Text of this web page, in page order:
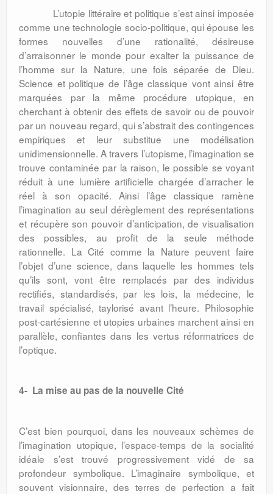
L’utopie littéraire et politique s’est ainsi imposée
comme une technologie socio-politique, qui épouse les
formes nouvelles d’une rationalité, désireuse
d’arraisonner le monde pour exalter la puissance de
l’homme sur la Nature, une fois séparée de Dieu.
Science et politique de l’âge classique vont ainsi être
marquées par la même procédure utopique, en
cherchant à obtenir des effets de savoir ou de pouvoir
par un nouveau regard, qui s’abstrait des contingences
empiriques et leur substitue une modélisation
unidimensionnelle. A travers l’utopisme, l’imagination se
trouve contaminée par la raison, le possible se voyant
réduit à une lumière artificielle chargée d’arracher le
réel à son opacité. Ainsi l’âge classique ramène
l’imagination au seul dérèglement des représentations
et récupère son pouvoir d’anticipation, de visualisation
des possibles, au profit de la seule méthode
rationnelle. La Cité comme la Nature peuvent faire
l’objet d’une science, dans laquelle les hommes tels
qu’ils sont, vont être remplacés par des individus
rectifiés, standardisés, par les lois, la médecine, le
travail spécialisé, taylorisé avant l’heure. Philosophie
post-cartésienne et utopies urbaines marchent ainsi en
parallèle, confiantes dans les vertus réformatrices de
l’optique.
4- La mise au pas de la nouvelle Cité
C’est bien pourquoi, dans les nouveaux schèmes de
l’imagination utopique, l’espace-temps de la socialité
idéale s’est trouvé progressivement vidé de sa
profondeur symbolique. L’imaginaire symbolique, et
souvent visionnaire, des terres de perfection a fait